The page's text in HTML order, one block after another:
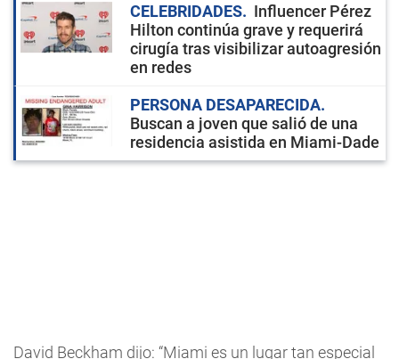
CELEBRIDADES
Influencer Pérez
Hilton continúa grave y requerirá
cirugía tras visibilizar autoagresión
en redes
PERSONA DESAPARECIDA
Buscan a joven que salió de una
residencia asistida en Miami-Dade
David Beckham dijo: “Miami es un lugar tan especial